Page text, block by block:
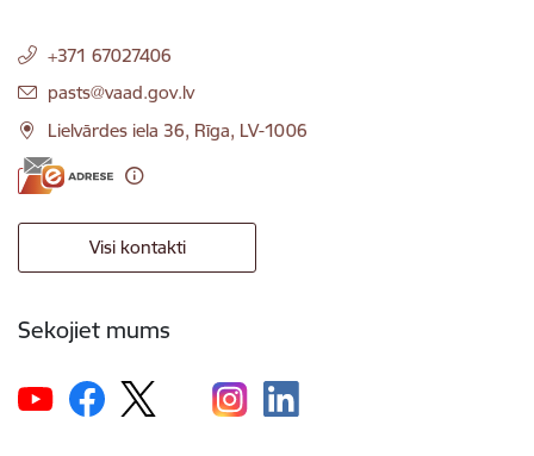
+371 67027406
E-pasts:
pasts@vaad.gov.lv
Lielvārdes iela 36, Rīga, LV-1006
Visi kontakti
Sekojiet mums